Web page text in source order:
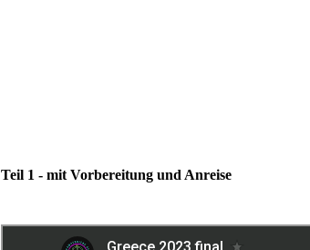
Teil 1 - mit Vorbereitung und Anreise